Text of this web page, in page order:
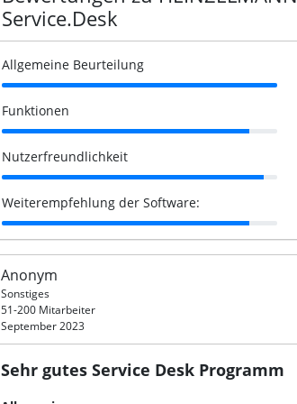
Service.Desk
Allgemeine Beurteilung
Funktionen
Nutzerfreundlichkeit
Weiterempfehlung der Software:
Anonym
Sonstiges
51-200 Mitarbeiter
September 2023
Sehr gutes Service Desk Programm